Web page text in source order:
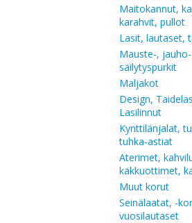
Maitokannut,
karahvit, pullot
Lasit, lautaset,
Mauste-,
säilytyspurkit
Maljakot
Design,
Lasilinnut
Kynttilänjalat,
tuhka-astiat
Aterimet,
kakkuottimet,
Muut korut
Seinälaatat, -
vuosilautaset